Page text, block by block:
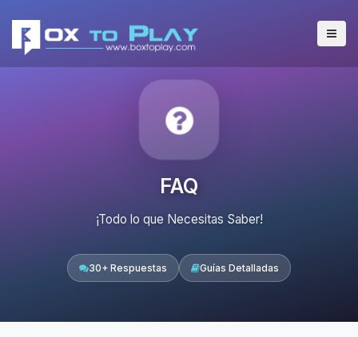
FAQ
¡Todo lo que Necesitas Saber!
30+ Respuestas Guías Detalladas